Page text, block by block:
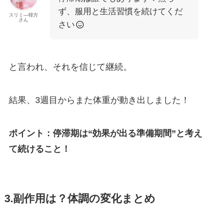
スリミ―韓方
さん
ず、服用と生活習慣を続けてくだ
さい
と言われ、それを信じて継続。
結果、3週目からまた体重が動き出しました！
ポイント：停滞期は“効果が出る準備期間”と考え
て続けること！
3.副作用は？体調の変化まとめ